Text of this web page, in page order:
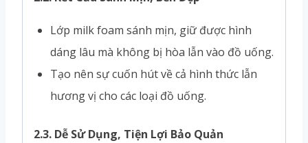
Lớp milk foam sánh mịn, giữ được hình
dáng lâu mà không bị hòa lẫn vào đồ uống.
Tạo nên sự cuốn hút về cả hình thức lẫn
hương vị cho các loại đồ uống.
2.3. Dễ Sử Dụng, Tiện Lợi Bảo Quản